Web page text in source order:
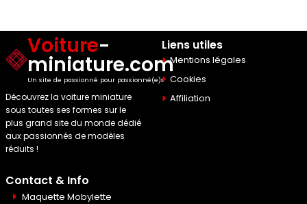
Voiture-
miniature.com
Un site de passionné pour passionné(e)s
Découvrez la voiture miniature
sous toutes ses formes sur le
plus grand site du monde dédié
aux passionnés de modèles
réduits !
Liens utiles
Mentions légales
Cookies
Affiliation
Contact & Info
Maquette Mobylette